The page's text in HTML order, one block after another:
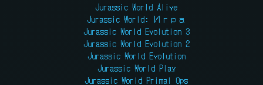
Jurassic World Alive
Jurassic World: Игра
Jurassic World Evolution 3
Jurassic World Evolution 2
Jurassic World Evolution
Jurassic World Play
Jurassic World Primal Ops